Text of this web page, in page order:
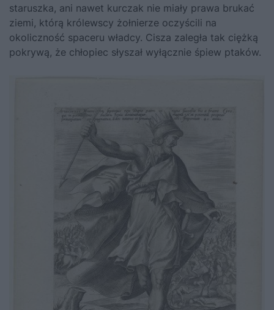
staruszka, ani nawet kurczak nie miały prawa brukać
ziemi, którą królewscy żołnierze oczyścili na
okoliczność spaceru władcy. Cisza zaległa tak ciężką
pokrywą, że chłopiec słyszał wyłącznie śpiew ptaków.